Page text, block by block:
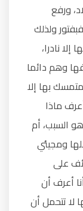
ورفع
ولذلك
نادرا،
وهم دائما
بها إلا
ماذا
السبب، أم
ومجيئي
على
أعرف أن
لا تتحمل أن